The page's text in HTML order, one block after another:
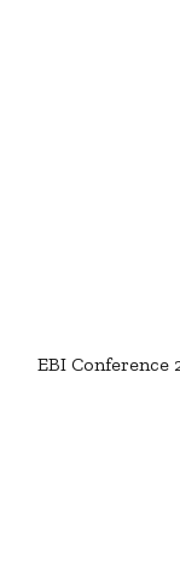
EBI Conference